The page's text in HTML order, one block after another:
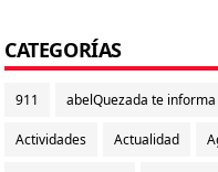
CATEGORÍAS
911 abelQuezada te informa
Actividades Actualidad